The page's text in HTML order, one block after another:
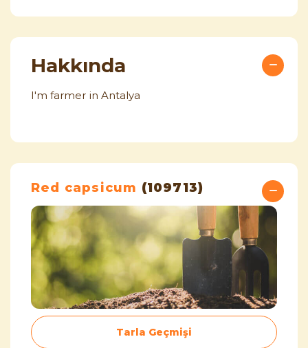
Hakkında
I'm farmer in Antalya
Red capsicum (109713)
Tarla Geçmişi